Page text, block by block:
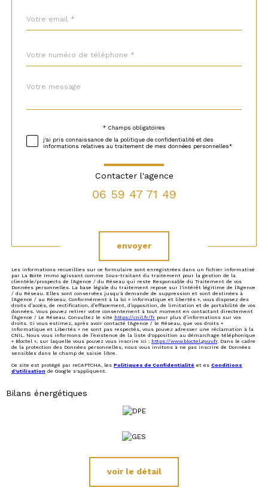
Bilans énergétiques
voir le détail
*
*
Fieldset
Message
*
* Champs obligatoires
j'ai pris connaissance de la politique de confidentialité et des
informations relatives au traitement de mes données personnelles*
Contacter l'agence
06 59 47 71 49
envoyer
Les informations recueillies sur ce formulaire sont enregistrées dans un fichier informatisé
par La Boite Immo agissant comme Sous-traitant du traitement pour la gestion de la
clientèle/prospects de l'Agence / du Réseau qui reste Responsable du Traitement de vos
Données personnelles. La base légale du traitement repose sur l'intérêt légitime de l'Agence
/ du Réseau. Elles sont conservées jusqu'à demande de suppression et sont destinées à
l'Agence / au Réseau. Conformément à la loi « informatique et libertés », vous disposez des
droits d’accès, de rectification, d’effacement, d’opposition, de limitation et de portabilité de vos
données. Vous pouvez retirer votre consentement à tout moment en contactant directement
l’Agence / Le Réseau. Consultez le site https://cnil.fr/fr pour plus d’informations sur vos
droits. Si vous estimez, après avoir contacté l'Agence / le Réseau, que vos droits «
Informatique et Libertés » ne sont pas respectés, vous pouvez adresser une réclamation à la
CNIL. Nous vous informons de l’existence de la liste d'opposition au démarchage téléphonique
« Bloctel », sur laquelle vous pouvez vous inscrire ici : https://www.bloctel.gouv.fr. Dans le cadre
de la protection des Données personnelles, nous vous invitons à ne pas inscrire de Données
sensibles dans le champ de saisie libre.
Ce site est protégé par reCAPTCHA, les Politiques de Confidentialité et es Conditions
d'utilisation de Google s'appliquent.